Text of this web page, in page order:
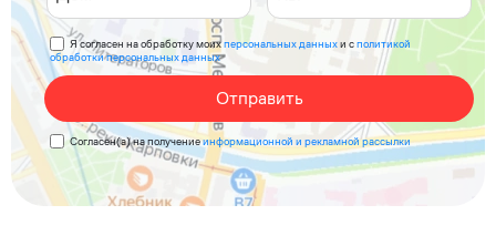
Я согласен на обработку моихперсональных данныхи сполитикой
обработки персональных данных
Отправить
Согласен(а) на получениеинформационной и рекламной рассылки